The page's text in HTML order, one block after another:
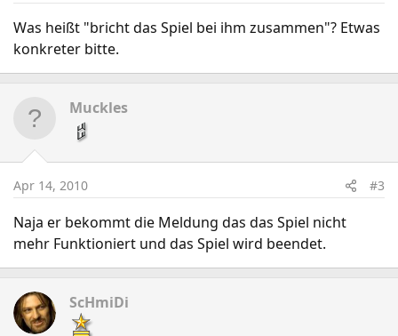
Was heißt "bricht das Spiel bei ihm zusammen"? Etwas
konkreter bitte.
Muckles
Apr 14, 2010 #3
Naja er bekommt die Meldung das das Spiel nicht
mehr Funktioniert und das Spiel wird beendet.
ScHmiDi